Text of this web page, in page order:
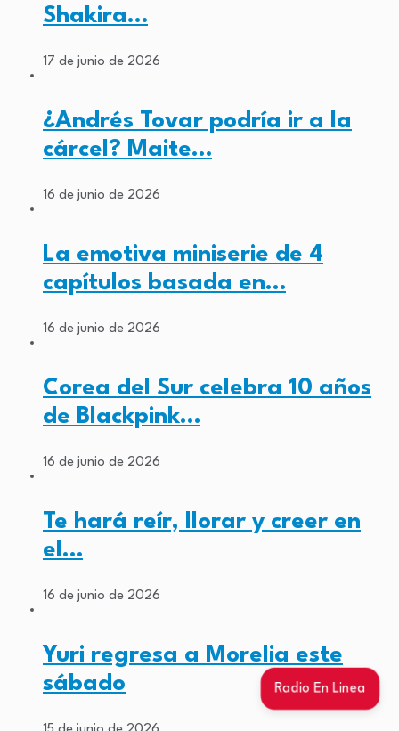
Radio En Linea
Shakira…
17 de junio de 2026
¿Andrés Tovar podría ir a la
cárcel? Maite…
16 de junio de 2026
La emotiva miniserie de 4
capítulos basada en…
16 de junio de 2026
Corea del Sur celebra 10 años
de Blackpink…
16 de junio de 2026
Te hará reír, llorar y creer en
el…
16 de junio de 2026
Yuri regresa a Morelia este
sábado